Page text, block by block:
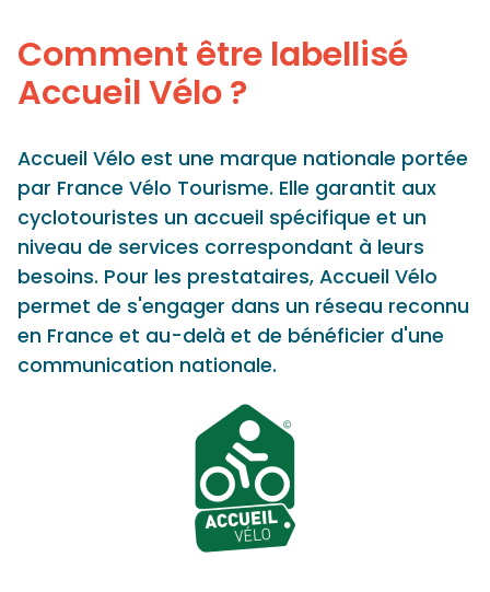
Comment être labellisé
Accueil Vélo ?
Accueil Vélo est une marque nationale portée
par France Vélo Tourisme. Elle garantit aux
cyclotouristes un accueil spécifique et un
niveau de services correspondant à leurs
besoins. Pour les prestataires, Accueil Vélo
permet de s'engager dans un réseau reconnu
en France et au-delà et de bénéficier d'une
communication nationale.